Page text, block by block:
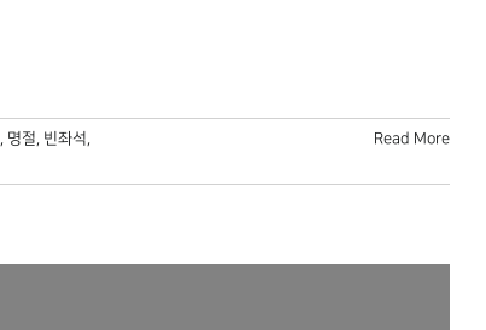
, 명절, 빈좌석,
Read More